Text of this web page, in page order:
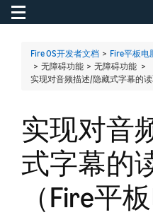
Toggle navigation
Fire OS开发者文档 > Fire平板电
> 无障碍功能 > 无障碍功能 >
实现对音频描述/隐藏式字幕的读
实现对音
式字幕的
（Fire平